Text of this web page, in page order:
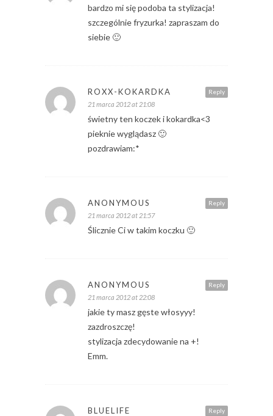
bardzo mi się podoba ta stylizacja!
szczególnie fryzurka! zapraszam do
siebie 🙂
Reply
ROXX-KOKARDKA
21 marca 2012 at 21:08
świetny ten koczek i kokardka<3
pieknie wyglądasz 🙂
pozdrawiam:*
Reply
ANONYMOUS
21 marca 2012 at 21:57
Ślicznie Ci w takim koczku 🙂
Reply
ANONYMOUS
21 marca 2012 at 22:08
jakie ty masz gęste włosyyy!
zazdroszczę!
stylizacja zdecydowanie na +!
Emm.
Reply
BLUELIFE